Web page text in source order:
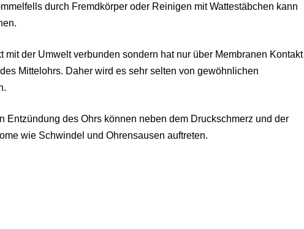
durch Fremdkörper oder Reinigen mit Wattestäbchen kann
mit der Umwelt verbunden sondern hat nur über Membranen Kontakt
Mittelohrs. Daher wird es sehr selten von gewöhnlichen
Entzündung des Ohrs können neben dem Druckschmerz und der
wie Schwindel und Ohrensausen auftreten.